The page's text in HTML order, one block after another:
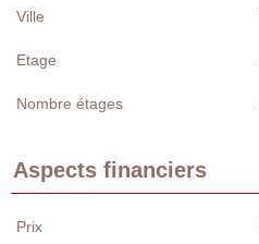
Ville
Etage
Nombre étages
Aspects financiers
Prix